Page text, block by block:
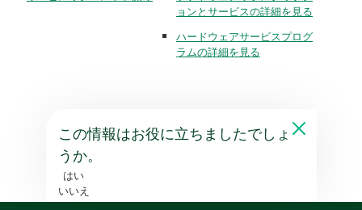
ョンとサービスの詳細を見る
ハードウェアサービスプログ
ラムの詳細を見る
この情報はお役に立ちましたでしょ
うか。
はい
いいえ